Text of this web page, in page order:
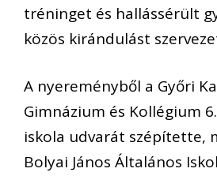
tréninget és hallássérült
közös kirándulást
A nyereményből a Győri
Gimnázium és Kollégium
iskola udvarát szépítette,
Bolyai János Általános